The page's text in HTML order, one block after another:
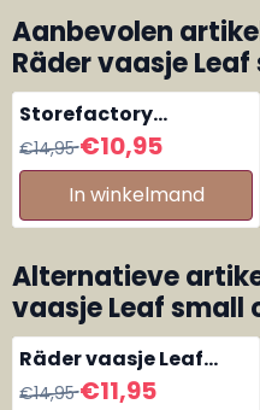
Aanbevolen
Räder vaasje
Storefactory
kaarsenstander Huis
Ljusbyn
Van 14,95 voor 10,95
€14,95€10,95
In winkelmand
Alternatieve
vaasje Leaf small
Räder vaasje Leaf
large creme
Van 14,95 voor 11,95
€14,95€11,95